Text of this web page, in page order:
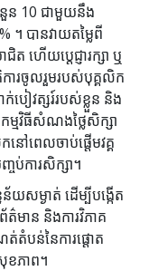
ន 10 ជាមួយនឹង
។ បានវាយតម្លៃពី
ហើយប្តេជ្ញារក្សា ឬ
ការចូលរួមរបស់បុគ្គលិក
ាក់បៀវត្សរ៍របស់ខ្លួន និង
ម្មវិធីសំណងថ្លៃសិក្សា
ៅពេលចាប់ផ្តើមវគ្គ
ប់ការសិក្សា។
យសម្ងាត់ ដើម្បីបង្កើត
ាន និងការវិភាគ
តំបន់នៃការផ្តោត
ខភាព។